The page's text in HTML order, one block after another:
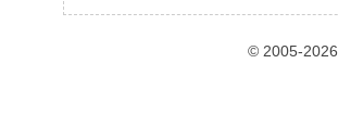
© 2005-2026